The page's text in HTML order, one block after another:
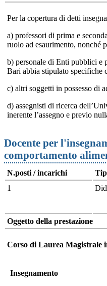
Per la copertura di detti
a) professori di prima e
ruolo ad esaurimento, nonché
b) personale di Enti pubblici e
Bari abbia stipulato specifiche
c) altri soggetti in possesso di
d) assegnisti di ricerca
inerente l’assegno e previo
Docente per
comportamento
N.posti / incarichi
1
Oggetto della prestazione
Corso di Laurea Magistrale
Insegnamento